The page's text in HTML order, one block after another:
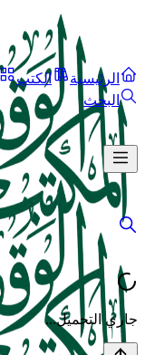
الرئيسية الكتب
البحث
جاري التحميل...